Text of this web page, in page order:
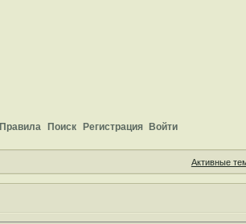
Правила Поиск Регистрация Войти
Активные